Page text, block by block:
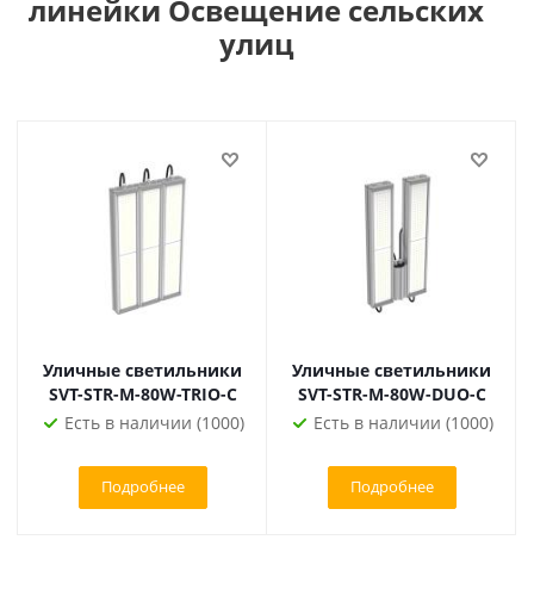
линейки Освещение сельских
улиц
Уличные светильники
SVT-STR-M-80W-TRIO-C
Есть в наличии (1000)
Подробнее
Уличные светильники
SVT-STR-M-80W-DUO-C
Есть в наличии (1000)
Подробнее